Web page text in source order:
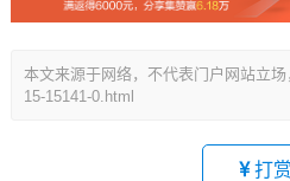
本文来源于网络，不代表门户网站立
15-15141-0.html
打赏